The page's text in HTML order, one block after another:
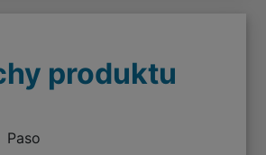
produktu
Paso